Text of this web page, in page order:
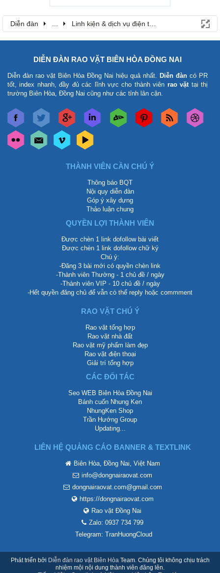
Diễn đàn Linh kiện & dịch vụ điện thoại
DIỄN ĐÀN RAO VẶT BIÊN HÒA ĐỒNG NAI
Diễn đàn rao vặt Biên Hòa Đồng Nai hiệu quả nhất. Diễn đàn có PR
tốt, index nhanh, đầy đủ các lĩnh vực cho thành viên rao vặt tại thị
trường Biên Hòa, Đồng Nai cũng như các tỉnh lân cận.
THÀNH VIÊN CẦN CHÚ Ý
Thông báo BQT
Nội quy diễn đàn
Góp ý xây dựng
Thảo luận chung
QUYỀN LỢI THÀNH VIÊN
Được chèn 1 link dofollow bài viết
Được chèn 1 link dofollow chữ ký
Chú ý:
-Đăng 3 bài mới có quyền chèn link
-Thành viên Thường - 1 chủ đề / ngày
-Thành viên VIP - 10 chủ đề / ngày
-Hết quyền đăng chủ để vẫn có thể reply hoặc commment
RAO VẶT CHÚ Ý
Rao vặt tổng hợp
Rao vặt nhà đất
Rao vặt mỹ phẩm làm đẹp
Rao vặt điện thoại
Giải trí tổng hợp
CÁC ĐỐI TÁC
Seo WEB Biên Hòa Đồng Nai
Bánh cuốn Nhung Ken
NhungKen Shop
Trần Hướng Group
Updating...
LIÊN HỆ QUẢNG CÁO BANNER & TEXTLINK
Biên Hòa, Đồng Nai, Việt Nam
info@dongnairaovat.com
dongnairaovat.com@gmail.com
https://dongnairaovat.com
Rao vặt Đồng Nai
Zalo: 0937 734 799
Telegram: TranHuongCloud
Phát triển bởi Diễn đàn rao vặt Biên Hòa Team. Chúng tôi không chịu trách
nhiệm mội nội dung thành viên đăng lên.